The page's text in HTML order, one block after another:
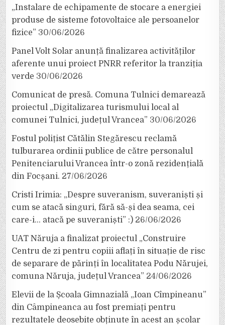
„Instalare de echipamente de stocare a energiei
produse de sisteme fotovoltaice ale persoanelor
fizice” 30/06/2026
Panel Volt Solar anunță finalizarea activităților
aferente unui proiect PNRR referitor la tranziția
verde 30/06/2026
Comunicat de presă. Comuna Tulnici demarează
proiectul „Digitalizarea turismului local al
comunei Tulnici, județul Vrancea” 30/06/2026
Fostul polițist Cătălin Stegărescu reclamă
tulburarea ordinii publice de către personalul
Penitenciarului Vrancea într-o zonă rezidențială
din Focșani. 27/06/2026
Cristi Irimia: „Despre suveranism, suveraniști și
cum se atacă singuri, fără să-și dea seama, cei
care-i… atacă pe suveraniști” :) 26/06/2026
UAT Năruja a finalizat proiectul „Construire
Centru de zi pentru copiii aflați în situație de risc
de separare de părinți în localitatea Podu Nărujei,
comuna Năruja, județul Vrancea” 24/06/2026
Elevii de la Școala Gimnazială „Ioan Cîmpineanu”
din Câmpineanca au fost premiați pentru
rezultatele deosebite obținute în acest an școlar